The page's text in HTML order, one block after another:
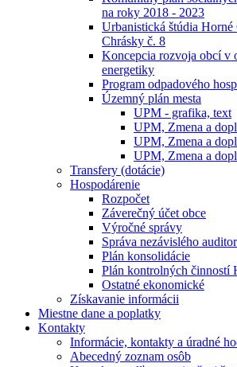
na roky 2018 - 2023
Urbanistická štúdia
Chrásky č. 8
Koncepcia rozvoja obcí v
energetiky
Program odpadového
Územný plán mesta
UPM - grafika, text
UPM, Zmena a
UPM, Zmena a
UPM, Zmena a
Transfery (dotácie)
Hospodárenie
Rozpočet
Záverečný účet obce
Výročné správy
Správa nezávislého
Plán konsolidácie
Plán kontrolných činností
Ostatné ekonomické
Získavanie informácii
Miestne dane a poplatky
Kontakty
Informácie, kontakty a úradné
Abecedný zoznam osôb